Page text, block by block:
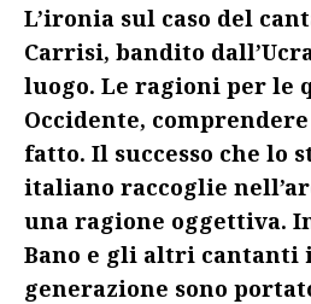
L’ironia sul caso del
Carrisi, bandito
luogo. Le ragioni per le
Occidente,
fatto. Il successo che lo
italiano raccoglie
una ragione oggettiva.
Bano e gli altri cantanti
generazione sono